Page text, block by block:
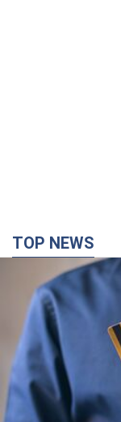
Мікрокредити
позичальника
гроші
Що мають діяти
позику"
18 хвилин тому